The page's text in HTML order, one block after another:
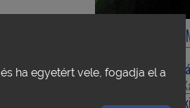
A SZÁM
Varga Balázs:
Bevezetés a
Abbas, Ackbar:
és ha egyetért vele, fogadja el a